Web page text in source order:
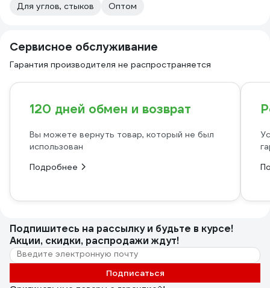
Для углов, стыков
Оптом
Сервисное обслуживание
Гарантия производителя не распространяется
120 дней обмен и возврат
Вы можете вернуть товар, который не был
использован
Подробнее
Подпишитесь на рассылкуи будьте в курсе!
Акции, скидки, распродажи ждут!
Подписаться